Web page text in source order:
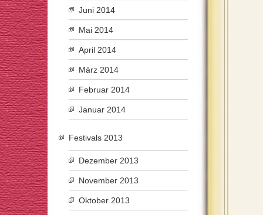
Juni 2014
Mai 2014
April 2014
März 2014
Februar 2014
Januar 2014
Festivals 2013
Dezember 2013
November 2013
Oktober 2013